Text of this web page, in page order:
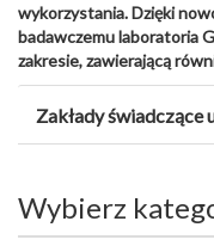
wykorzystania. Dzięki
badawczemu laboratoria
zakresie, zawierającą
Zakłady świadczące
Wybierz